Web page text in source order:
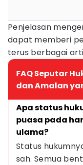
Penjelasan
dapat memberi
terus berbagai
FAQ Seputar
dan Amalan
Apa status
puasa pada
ulama?
Status
sah. Semua